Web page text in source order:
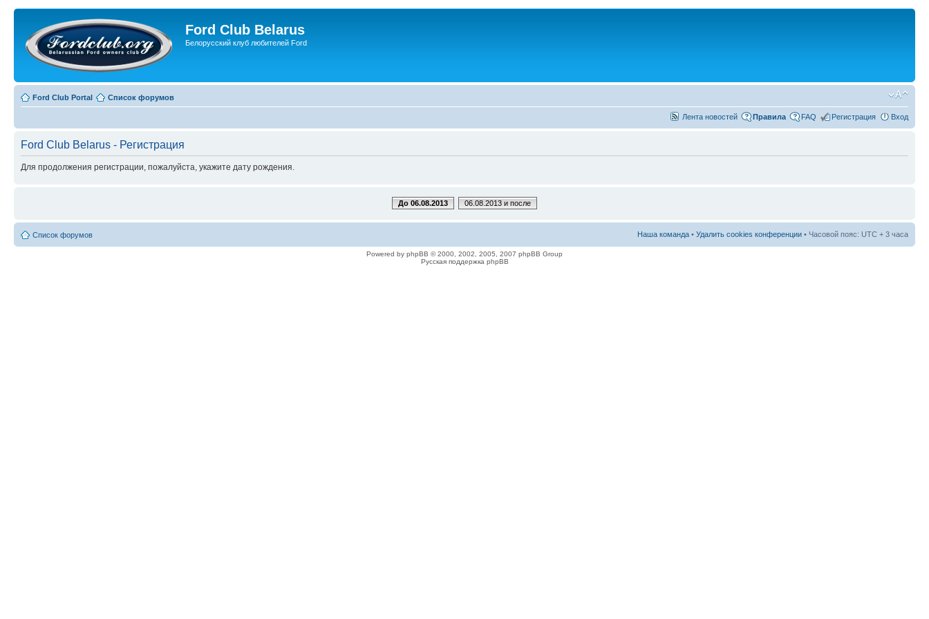
Ford Club Belarus
Белорусский клуб любителей Ford
Ford Club Portal Список форумов
Лента новостей Правила FAQ Регистрация Вход
Ford Club Belarus - Регистрация
Для продолжения регистрации, пожалуйста, укажите дату рождения.
До 06.08.2013 06.08.2013 и после
Список форумов Наша команда • Удалить cookies конференции • Часовой пояс: UTC + 3 часа
Powered by phpBB © 2000, 2002, 2005, 2007 phpBB Group
Русская поддержка phpBB